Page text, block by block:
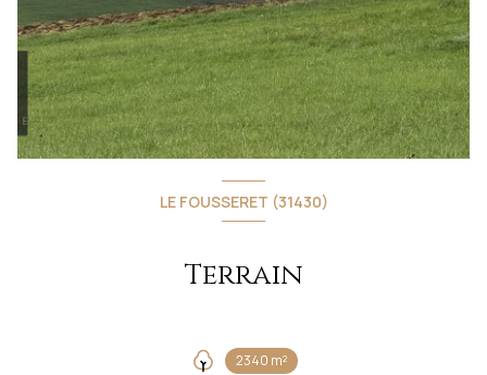
LE FOUSSERET (31430)
Terrain
2340 m²